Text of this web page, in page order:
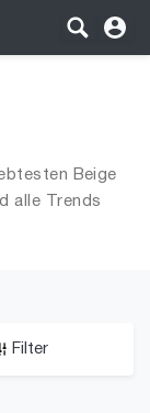
Beige
alle Trends
Filter